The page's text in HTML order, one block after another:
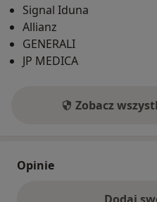
Signal Iduna
Allianz
GENERALI
JP MEDICA
Zobacz
Opinie